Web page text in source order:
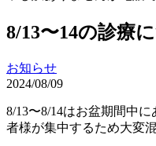
8/13〜14の診療
お知らせ
2024/08/09
8/13〜8/14はお盆期間中
者様が集中するため大変